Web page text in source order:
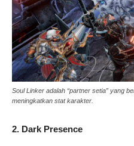
Soul Linker adalah “partner setia” yang
meningkatkan stat karakter.
2. Dark Presence